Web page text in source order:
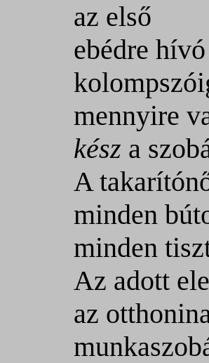
az első
ebédre hívó
mennyire
kész a
A
minden
minden
Az adott
az